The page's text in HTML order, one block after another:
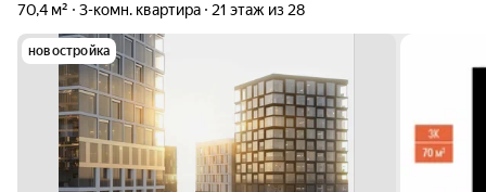
70,4 м² 3-комн. квартира 21 этаж из 28
новостройка